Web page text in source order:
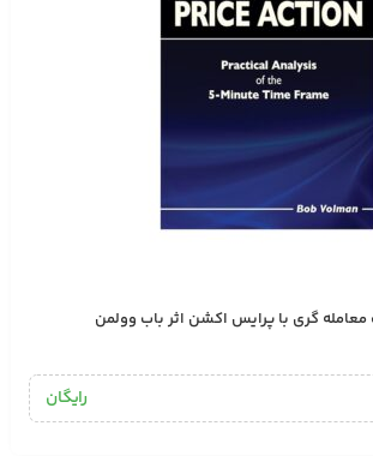
گری با پرایس اکشن اثر باب وولمن
رایگان